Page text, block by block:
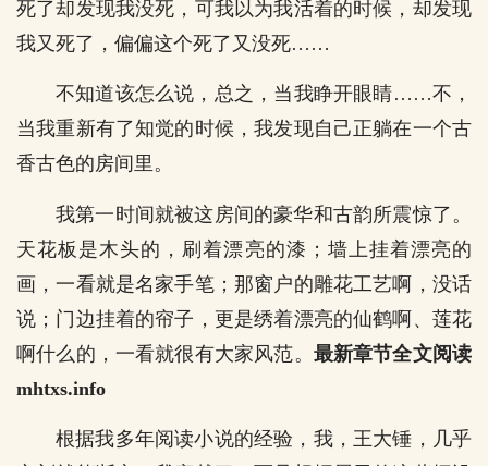
死了却发现我没死，可我以为我活着的时候，却发现
我又死了，偏偏这个死了又没死……
不知道该怎么说，总之，当我睁开眼睛……不，
当我重新有了知觉的时候，我发现自己正躺在一个古
香古色的房间里。
我第一时间就被这房间的豪华和古韵所震惊了。
天花板是木头的，刷着漂亮的漆；墙上挂着漂亮的
画，一看就是名家手笔；那窗户的雕花工艺啊，没话
说；门边挂着的帘子，更是绣着漂亮的仙鹤啊、莲花
啊什么的，一看就很有大家风范。 最新章节全文阅读
mhtxs.info
根据我多年阅读小说的经验，我，王大锤，几乎